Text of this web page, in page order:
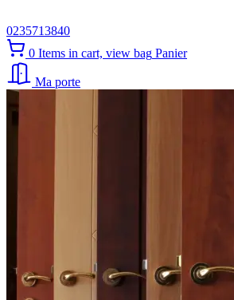
0235713840
0 Items in cart, view bag Panier
Ma porte